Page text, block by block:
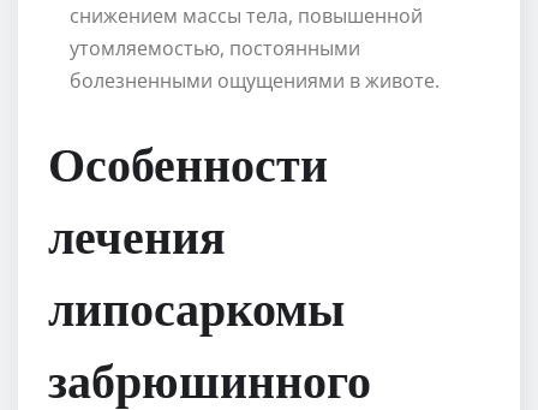
снижением массы тела, повышенной
утомляемостью, постоянными
болезненными ощущениями в животе.
Особенности
лечения
липосаркомы
забрюшинного